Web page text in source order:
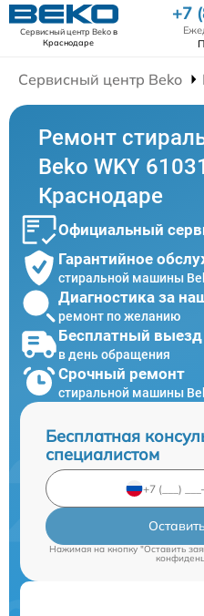
Сервисный центр Bekoв
Краснодаре
+7
Сервисный центр Beko
Ремонт
Beko WKY
Краснодаре
Официальный
Гарантийное
стиральной машины
Диагностика за
ремонт по желанию
Бесплатный выезд
в день обращения
Срочный ремонт
стиральной машины
Бесплатная
специалистом
Нажимая на кнопку "Оставить